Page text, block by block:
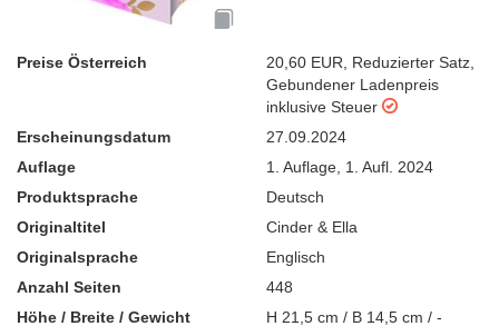
Preise Österreich 20,60 EUR Reduzierter Satz
Gebundener Ladenpreis
inklusive Steuer
Erscheinungsdatum
27.09.2024
Auflage
1. Auflage 1. Aufl. 2024
Produktsprache
Deutsch
Originaltitel
Cinder & Ella
Originalsprache
Englisch
Anzahl Seiten
448
Höhe / Breite / Gewicht
H 21,5 cm / B 14,5 cm / -